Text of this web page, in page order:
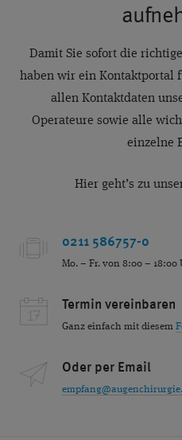
Damit Sie sofort die
haben wir ein Kontaktportal
allen Kontaktdaten
Operateure sowie alle
einzelne
Hier geht’s zu
0211 586757-0
Mo. – Fr. von 8:00 – 18:00
Termin vereinbaren
Ganz einfach mit diesem
Oder per Email